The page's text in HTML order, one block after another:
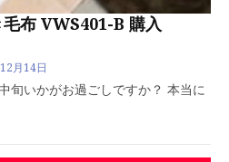
布 VWS401-B 購入
月14日
旬いかがお過ごしですか？ 本当に